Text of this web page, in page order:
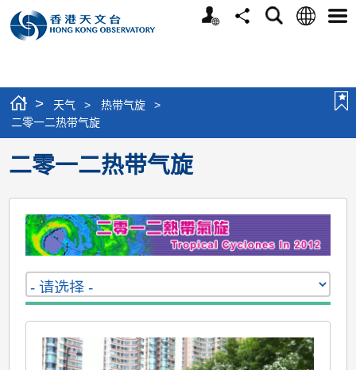
个
分
搜
语
选
> 天气 > 热带气旋
>
二零一二热带气旋
二零一二热带气旋